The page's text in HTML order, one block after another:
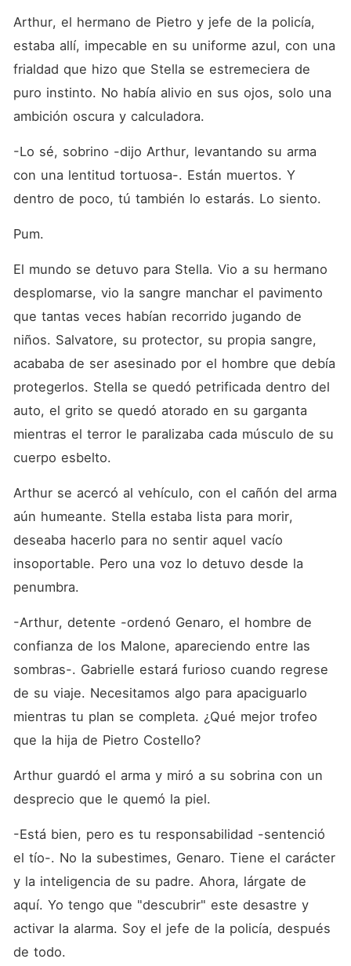
Arthur, el hermano de Pietro y jefe de la policía,
estaba allí, impecable en su uniforme azul, con una
frialdad que hizo que Stella se estremeciera de
puro instinto. No había alivio en sus ojos, solo una
ambición oscura y calculadora.
-Lo sé, sobrino -dijo Arthur, levantando su arma
con una lentitud tortuosa-. Están muertos. Y
dentro de poco, tú también lo estarás. Lo siento.
Pum.
El mundo se detuvo para Stella. Vio a su hermano
desplomarse, vio la sangre manchar el pavimento
que tantas veces habían recorrido jugando de
niños. Salvatore, su protector, su propia sangre,
acababa de ser asesinado por el hombre que debía
protegerlos. Stella se quedó petrificada dentro del
auto, el grito se quedó atorado en su garganta
mientras el terror le paralizaba cada músculo de su
cuerpo esbelto.
Arthur se acercó al vehículo, con el cañón del arma
aún humeante. Stella estaba lista para morir,
deseaba hacerlo para no sentir aquel vacío
insoportable. Pero una voz lo detuvo desde la
penumbra.
-Arthur, detente -ordenó Genaro, el hombre de
confianza de los Malone, apareciendo entre las
sombras-. Gabrielle estará furioso cuando regrese
de su viaje. Necesitamos algo para apaciguarlo
mientras tu plan se completa. ¿Qué mejor trofeo
que la hija de Pietro Costello?
Arthur guardó el arma y miró a su sobrina con un
desprecio que le quemó la piel.
-Está bien, pero es tu responsabilidad -sentenció
el tío-. No la subestimes, Genaro. Tiene el carácter
y la inteligencia de su padre. Ahora, lárgate de
aquí. Yo tengo que "descubrir" este desastre y
activar la alarma. Soy el jefe de la policía, después
de todo.